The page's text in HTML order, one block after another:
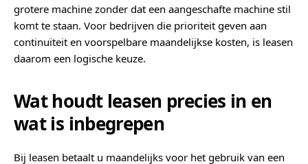
grotere machine zonder dat een aangeschafte machine stil
komt te staan. Voor bedrijven die prioriteit geven aan
continuïteit en voorspelbare maandelijkse kosten, is leasen
daarom een logische keuze.
Wat houdt leasen precies in en
wat is inbegrepen
Bij leasen betaalt u maandelijks voor het gebruik van een